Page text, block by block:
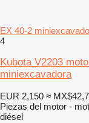
EX 40-2
4
Kubota V2203
miniexcavadora
EUR 2,150 ≈
Piezas del motor -
diésel